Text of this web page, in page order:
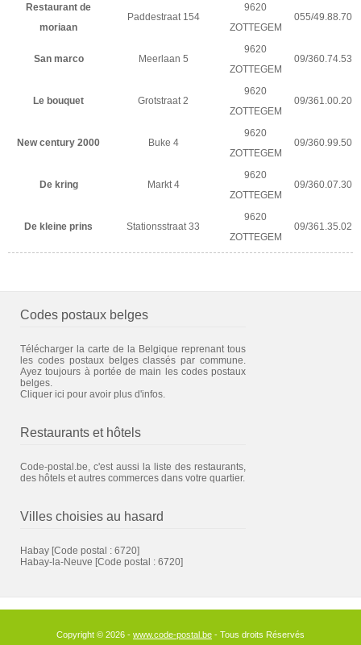
Restaurant de
moriaan
Paddestraat 154
9620
ZOTTEGEM
055/49.88.70
San marco Meerlaan 5
9620
ZOTTEGEM
09/360.74.53
Le bouquet Grotstraat 2
9620
ZOTTEGEM
09/361.00.20
New century 2000 Buke 4
9620
ZOTTEGEM
09/360.99.50
De kring Markt 4
9620
ZOTTEGEM
09/360.07.30
De kleine prins Stationsstraat 33
9620
ZOTTEGEM
09/361.35.02
Codes postaux belges
Télécharger la carte de la Belgique reprenant tous
les codes postaux belges classés par commune.
Ayez toujours à portée de main les codes postaux
belges.
Cliquer ici pour avoir plus d'infos.
Restaurants et hôtels
Code-postal.be, c'est aussi la liste des restaurants,
des hôtels et autres commerces dans votre quartier.
Villes choisies au hasard
Habay [Code postal : 6720]
Habay-la-Neuve [Code postal : 6720]
Copyright © 2026 - www.code-postal.be - Tous droits Réservés